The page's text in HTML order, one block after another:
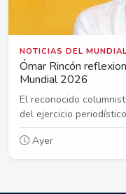
NOTICIAS DEL MUNDIAL
Ómar Rincón
Mundial 2026
El reconocido
del ejercicio
Ayer